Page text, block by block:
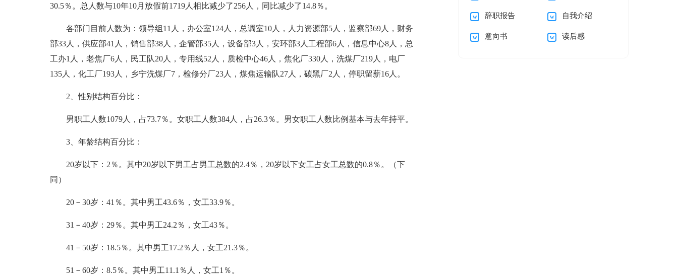
30.5％。总人数与10年10月放假前1719人相比减少了256人，同比减少了14.8％。
各部门目前人数为：领导组11人，办公室124人，总调室10人，人力资源部5人，监察部69人，财务
部33人，供应部41人，销售部38人，企管部35人，设备部3人，安环部3人工程部6人，信息中心8人，总
工办1人，老焦厂6人，民工队20人，专用线52人，质检中心46人，焦化厂330人，洗煤厂219人，电厂
135人，化工厂193人，乡宁洗煤厂7，检修分厂23人，煤焦运输队27人，碳黑厂2人，停职留薪16人。
2、性别结构百分比：
男职工人数1079人，占73.7％。女职工人数384人，占26.3％。男女职工人数比例基本与去年持平。
3、年龄结构百分比：
20岁以下：2％。其中20岁以下男工占男工总数的2.4％，20岁以下女工占女工总数的0.8％。（下
同）
20－30岁：41％。其中男工43.6％，女工33.9％。
31－40岁：29％。其中男工24.2％，女工43％。
41－50岁：18.5％。其中男工17.2％人，女工21.3％。
51－60岁：8.5％。其中男工11.1％人，女工1％。
辞职报告 自我介绍
意向书 读后感